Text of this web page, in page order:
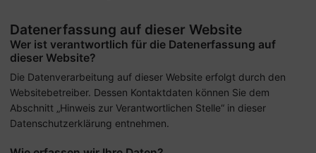
Datenerfassung auf dieser Website
Wer ist verantwortlich für die Datenerfassung auf
dieser Website?
Die Datenverarbeitung auf dieser Website erfolgt durch den
Websitebetreiber. Dessen Kontaktdaten können Sie dem
Abschnitt „Hinweis zur Verantwortlichen Stelle“ in dieser
Datenschutzerklärung entnehmen.